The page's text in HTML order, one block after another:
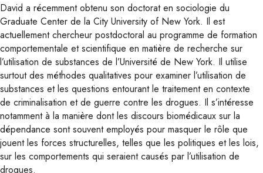
David a récemment obtenu son doctorat en sociologie du
Graduate Center de la City University of New York. Il est
actuellement chercheur postdoctoral au programme de formation
comportementale et scientifique en matière de recherche sur
l’utilisation de substances de l’Université de New York. Il utilise
surtout des méthodes qualitatives pour examiner l’utilisation de
substances et les questions entourant le traitement en contexte
de criminalisation et de guerre contre les drogues. Il s’intéresse
notamment à la manière dont les discours biomédicaux sur la
dépendance sont souvent employés pour masquer le rôle que
jouent les forces structurelles, telles que les politiques et les lois,
sur les comportements qui seraient causés par l’utilisation de
drogues.